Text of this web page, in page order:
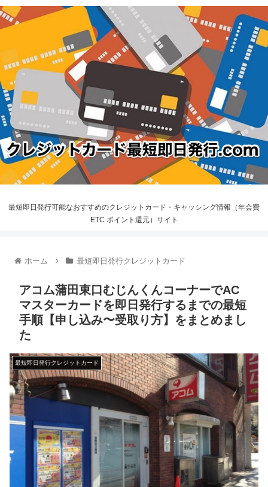
最短即日発行可能なおすすめのクレジットカード・キャッシング情報（年会費
ETC ポイント還元）サイト
ホーム 最短即日発行クレジットカード
アコム蒲田東口むじんくんコーナーでAC
マスターカードを即日発行するまでの最短
手順【申し込み〜受取り方】をまとめまし
た
最短即日発行クレジットカード